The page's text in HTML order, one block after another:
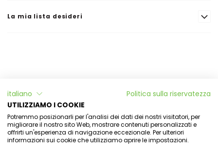
La mia lista desideri
L'Officina di Aulina
Il mio account
Newsletter
italiano
Politica sulla riservatezza
UTILIZZIAMO I COOKIE
Potremmo posizionarli per l'analisi dei dati dei nostri visitatori, per
migliorare il nostro sito Web, mostrare contenuti personalizzati e
offrirti un'esperienza di navigazione eccezionale. Per ulteriori
informazioni sui cookie che utilizziamo aprire le impostazioni.